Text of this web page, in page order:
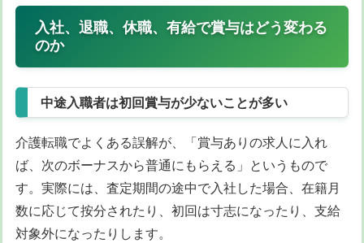
入社、退職、休職、有給で賞与はどう変わる
のか
中途入職者は初回賞与が少ないことが多い
介護転職でよくある誤解が、「賞与ありの求人に入れ
ば、次のボーナスから普通にもらえる」というもので
す。実際には、査定期間の途中で入社した場合、在籍月
数に応じて按分されたり、初回は寸志になったり、支給
対象外になったりします。